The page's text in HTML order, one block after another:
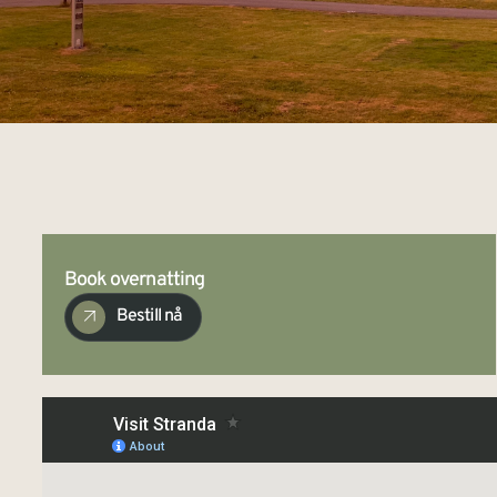
Book overnatting
Bestill nå